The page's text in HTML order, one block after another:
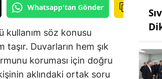
Whatsapp'tan Gönder
söz konusu
Duvarların hem şık
koruması için doğru
aklındaki ortak soru